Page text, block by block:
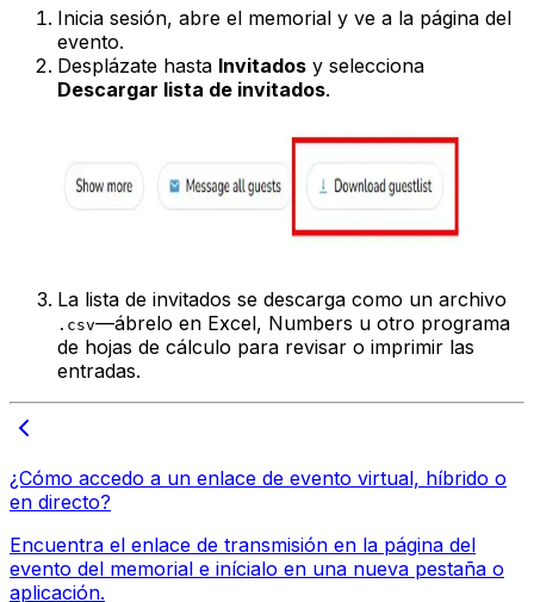
Inicia sesión, abre el memorial y ve a la página del
evento.
Desplázate hasta Invitados y selecciona
Descargar lista de invitados.
La lista de invitados se descarga como un archivo
.csv—ábrelo en Excel, Numbers u otro programa
de hojas de cálculo para revisar o imprimir las
entradas.
¿Cómo accedo a un enlace de evento virtual, híbrido o
en directo?
Encuentra el enlace de transmisión en la página del
evento del memorial e inícialo en una nueva pestaña o
aplicación.